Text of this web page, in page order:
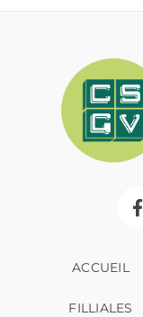
ACCUEIL
FILLIALES